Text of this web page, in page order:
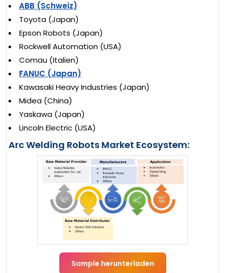
ABB (Schweiz)
Toyota (Japan)
Epson Robots (Japan)
Rockwell Automation (USA)
Comau (Italien)
FANUC (Japan)
Kawasaki Heavy Industries (Japan)
Midea (China)
Yaskawa (Japan)
Lincoln Electric (USA)
Arc Welding Robots Market Ecosystem:
Sample herunterladen